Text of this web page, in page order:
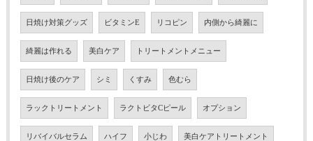
日焼け対策グッズ ビタミンE リコピン 内側から綺麗に
綺麗は作れる 美白ケア トリートメントメニュー
日焼け後のケア シミ くすみ 色むら
ラックトリートメント ラクトビタCピール オプション
リバイバルセラム ハイフ 小じわ 美白ケアトリートメント